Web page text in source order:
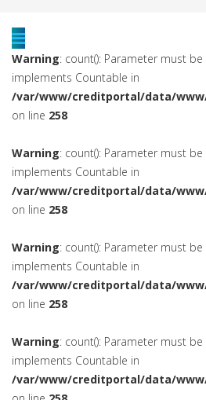
Warning: count(): Parameter must
implements Countable in
/var/www/creditportal/data/
on line 258
Warning: count(): Parameter must
implements Countable in
/var/www/creditportal/data/
on line 258
Warning: count(): Parameter must
implements Countable in
/var/www/creditportal/data/
on line 258
Warning: count(): Parameter must
implements Countable in
/var/www/creditportal/data/